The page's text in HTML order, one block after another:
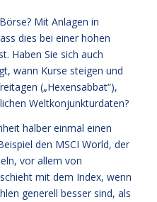
Mit Anlagen in
dies bei einer hohen
Haben Sie sich auch
wann Kurse steigen und
(„Hexensabbat“),
Weltkonjunkturdaten?
halber einmal einen
den MSCI World, der
vor allem von
mit dem Index, wenn
generell besser sind, als